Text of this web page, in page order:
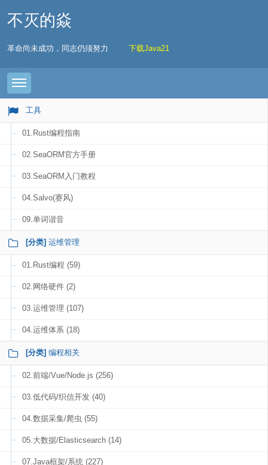
不灭的焱
革命尚未成功，同志仍须努力 下载Java21
Toggle navigation
工具
01.Rust编程指南
02.SeaORM官方手册
03.SeaORM入门教程
04.Salvo(赛风)
09.单词谐音
[分类] 运维管理
01.Rust编程 (59)
02.网络硬件 (2)
03.运维管理 (107)
04.运维体系 (18)
[分类] 编程相关
02.前端/Vue/Node.js (256)
03.低代码/织信开发 (40)
04.数据采集/爬虫 (55)
05.大数据/Elasticsearch (14)
07.Java框架/系统 (227)